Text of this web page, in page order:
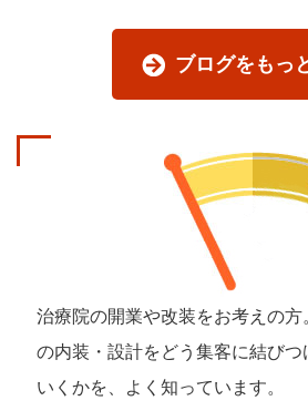
ブログをもっ
治療院の開業や改装をお考えの方
の内装・設計をどう集客に結び
いくかを、よく知っています。